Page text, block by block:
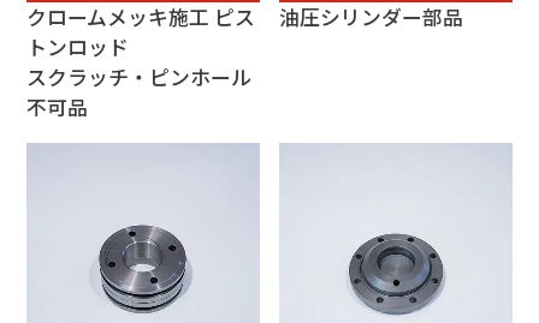
クロームメッキ施工 ピス
トンロッド
スクラッチ・ピンホール
不可品
油圧シリンダー部品